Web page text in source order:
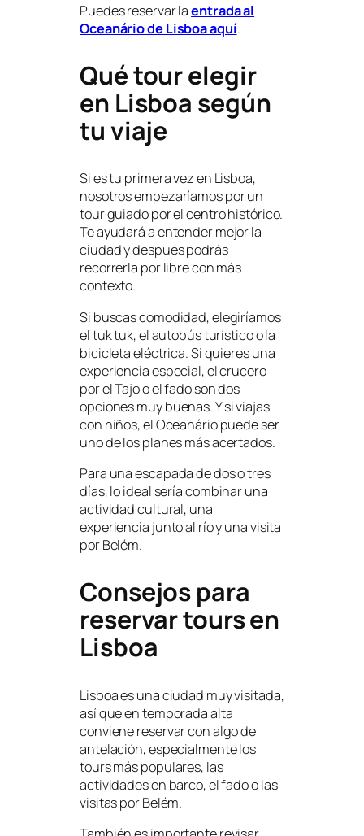
Puedes reservar laentrada al
Oceanário de Lisboa aquí.
Qué tour elegir
en Lisboa según
tu viaje
Si es tu primera vez en Lisboa,
nosotros empezaríamos por un
tour guiado por el centro histórico.
Te ayudará a entender mejor la
ciudad y después podrás
recorrerla por libre con más
contexto.
Si buscas comodidad, elegiríamos
el tuk tuk, el autobús turístico o la
bicicleta eléctrica. Si quieres una
experiencia especial, el crucero
por el Tajo o el fado son dos
opciones muy buenas. Y si viajas
con niños, el Oceanário puede ser
uno de los planes más acertados.
Para una escapada de dos o tres
días, lo ideal sería combinar una
actividad cultural, una
experiencia junto al río y una visita
por Belém.
Consejos para
reservar tours en
Lisboa
Lisboa es una ciudad muy visitada,
así que en temporada alta
conviene reservar con algo de
antelación, especialmente los
tours más populares, las
actividades en barco, el fado o las
visitas por Belém.